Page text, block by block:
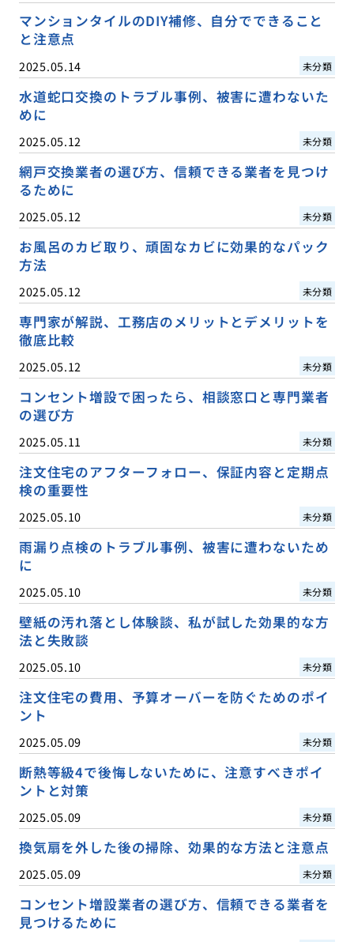
マンションタイルのDIY補修、自分でできること
と注意点
2025.05.14 未分類
水道蛇口交換のトラブル事例、被害に遭わないた
めに
2025.05.12 未分類
網戸交換業者の選び方、信頼できる業者を見つけ
るために
2025.05.12 未分類
お風呂のカビ取り、頑固なカビに効果的なパック
方法
2025.05.12 未分類
専門家が解説、工務店のメリットとデメリットを
徹底比較
2025.05.12 未分類
コンセント増設で困ったら、相談窓口と専門業者
の選び方
2025.05.11 未分類
注文住宅のアフターフォロー、保証内容と定期点
検の重要性
2025.05.10 未分類
雨漏り点検のトラブル事例、被害に遭わないため
に
2025.05.10 未分類
壁紙の汚れ落とし体験談、私が試した効果的な方
法と失敗談
2025.05.10 未分類
注文住宅の費用、予算オーバーを防ぐためのポイ
ント
2025.05.09 未分類
断熱等級4で後悔しないために、注意すべきポイ
ントと対策
2025.05.09 未分類
換気扇を外した後の掃除、効果的な方法と注意点
2025.05.09 未分類
コンセント増設業者の選び方、信頼できる業者を
見つけるために